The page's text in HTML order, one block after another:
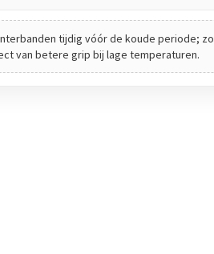
tijdig vóór de koude periode; zo
van betere grip bij lage temperaturen.